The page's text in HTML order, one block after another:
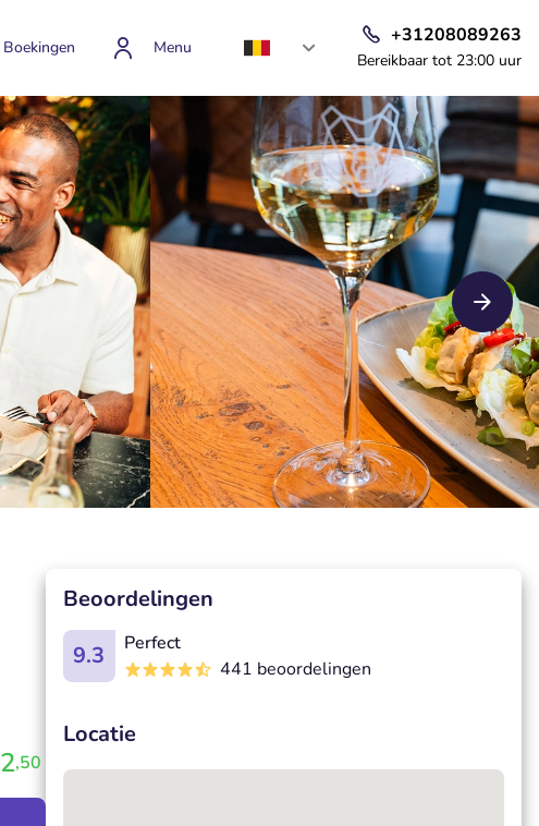
Boekingen Menu
+31208089263
Bereikbaar tot 23:00 uur
,50
Beoordelingen
9.3
Perfect
441 beoordelingen
Locatie